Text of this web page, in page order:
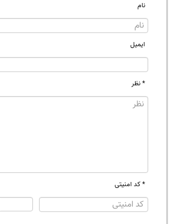
نام
ایمیل
* نظر
* کد امنیتی